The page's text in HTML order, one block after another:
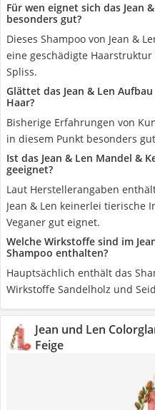
Für wen eignet sich das Jean
besonders gut?
Dieses Shampoo von Jean &
eine geschädigte
Spliss.
Glättet das Jean & Len
Haar?
Bisherige Erfahrungen von
in diesem Punkt besonders
Ist das Jean & Len Mandel &
geeignet?
Laut Herstellerangaben
Jean & Len keinerlei tierische
Veganer gut eignet.
Welche Wirkstoffe sind im
Shampoo enthalten?
Hauptsächlich enthält das
Wirkstoffe Sandelholz und
Jean und Len
Feige